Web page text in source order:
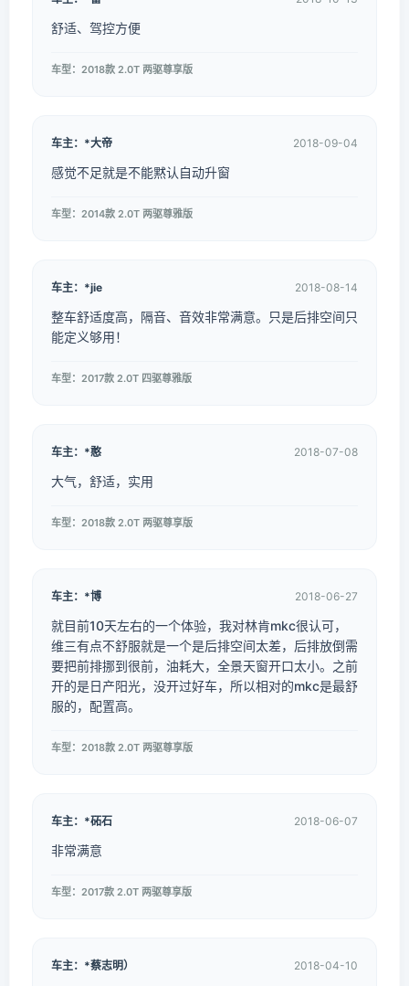
舒适、驾控方便
车型：2018款 2.0T 两驱尊享版
车主：*大帝 2018-09-04
感觉不足就是不能黙认自动升窗
车型：2014款 2.0T 两驱尊雅版
车主：*jie 2018-08-14
整车舒适度高，隔音、音效非常满意。只是后排空间只
能定义够用！
车型：2017款 2.0T 四驱尊雅版
车主：*憨 2018-07-08
大气，舒适，实用
车型：2018款 2.0T 两驱尊享版
车主：*博 2018-06-27
就目前10天左右的一个体验，我对林肯mkc很认可，
维三有点不舒服就是一个是后排空间太差，后排放倒需
要把前排挪到很前，油耗大，全景天窗开口太小。之前
开的是日产阳光，没开过好车，所以相对的mkc是最舒
服的，配置高。
车型：2018款 2.0T 两驱尊享版
车主：*砳石 2018-06-07
非常满意
车型：2017款 2.0T 两驱尊享版
车主：*蔡志明） 2018-04-10